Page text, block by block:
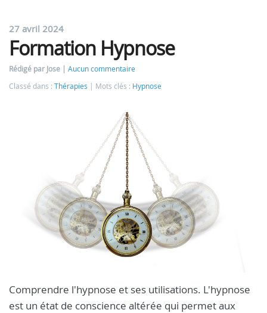
27 avril 2024
Formation Hypnose
Rédigé par Jose
Aucun commentaire
Classé dans : Thérapies Mots clés : Hypnose
Comprendre l'hypnose et ses utilisations. L'hypnose
est un état de conscience altérée qui permet aux